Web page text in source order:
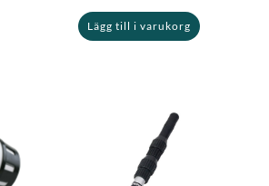
Lägg till i varukorg